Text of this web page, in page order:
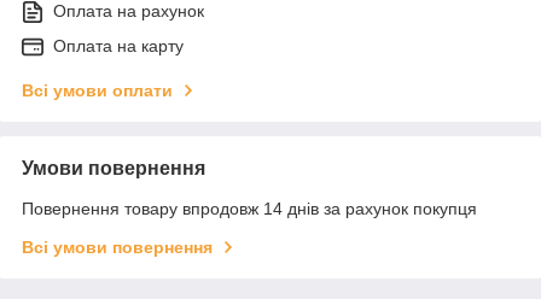
Оплата на рахунок
Оплата на карту
Всі умови оплати
Умови повернення
Повернення товару впродовж 14 днів за рахунок покупця
Всі умови повернення